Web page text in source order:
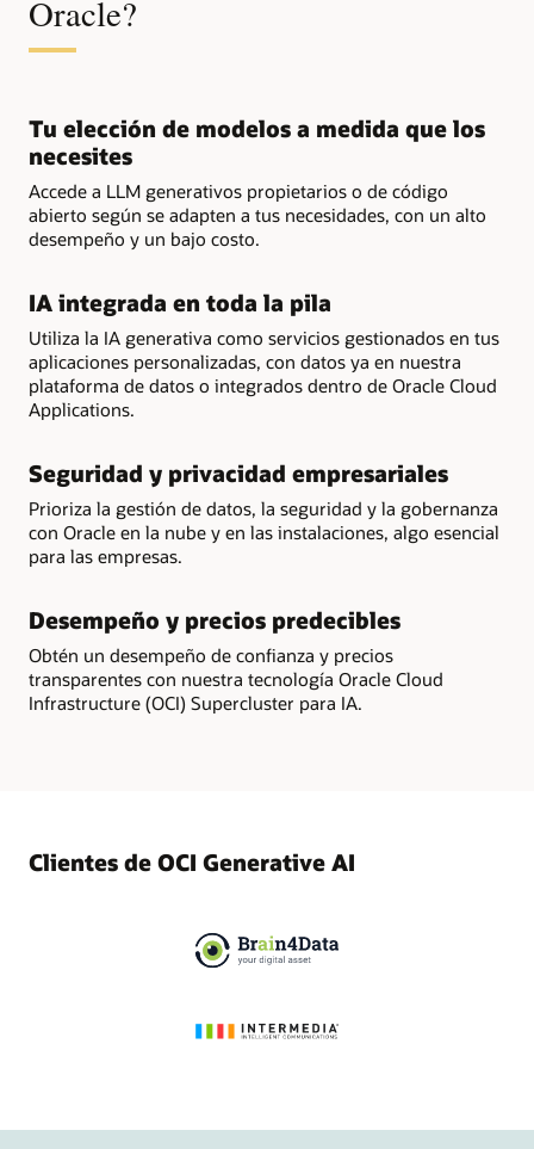
Oracle?
Tu elección de modelos a medida que los
necesites
Accede a LLM generativos propietarios o de código
abierto según se adapten a tus necesidades, con un alto
desempeño y un bajo costo.
IA integrada en toda la pila
Utiliza la IA generativa como servicios gestionados en tus
aplicaciones personalizadas, con datos ya en nuestra
plataforma de datos o integrados dentro de Oracle Cloud
Applications.
Seguridad y privacidad empresariales
Prioriza la gestión de datos, la seguridad y la gobernanza
con Oracle en la nube y en las instalaciones, algo esencial
para las empresas.
Desempeño y precios predecibles
Obtén un desempeño de confianza y precios
transparentes con nuestra tecnología Oracle Cloud
Infrastructure (OCI) Supercluster para IA.
Clientes de OCI Generative AI